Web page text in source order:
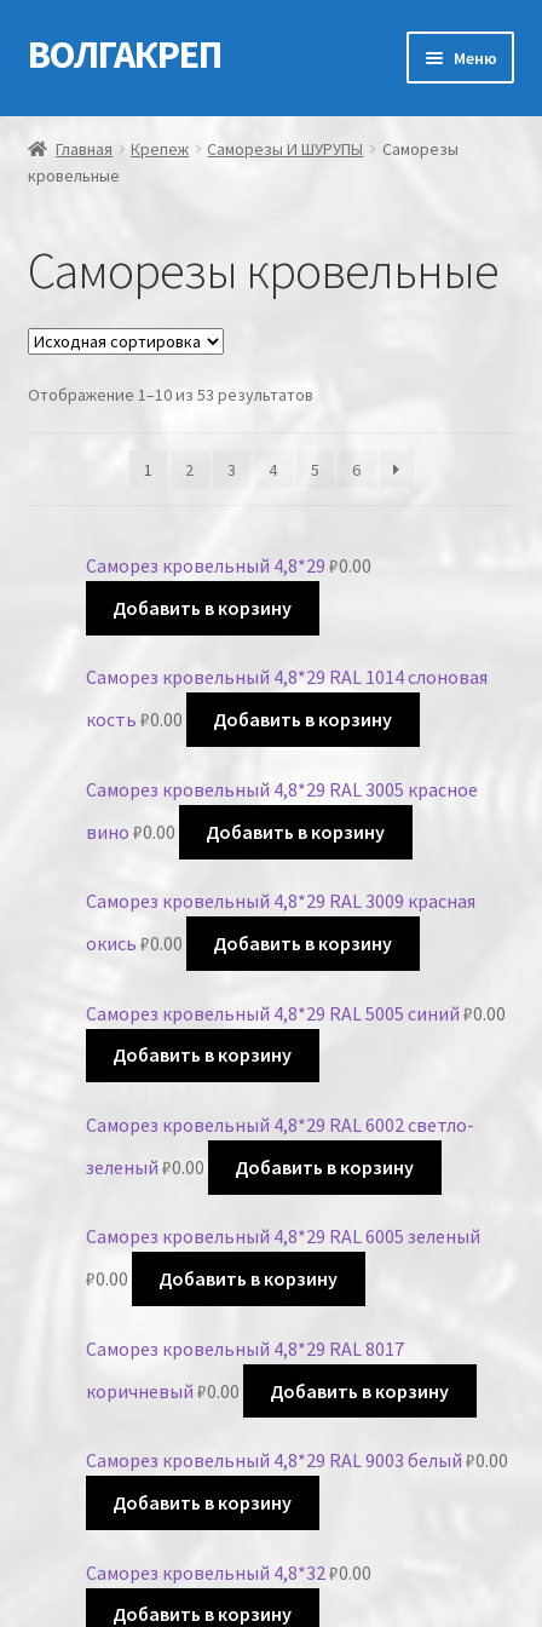
Перейти
к
Перейти
к
ВОЛГАКРЕП Меню
Главная
Контакты
Главная Крепеж Саморезы И ШУРУПЫ
Саморезы
кровельные
Саморезы кровельные
Отображение 1–10 из 53 результатов
1 2 3 4 5 6
Саморез кровельный 4,8*29 ₽0.00
Добавить в корзину
Саморез кровельный 4,8*29 RAL 1014 слоновая
кость ₽0.00 Добавить в корзину
Саморез кровельный 4,8*29 RAL 3005 красное
вино ₽0.00 Добавить в корзину
Саморез кровельный 4,8*29 RAL 3009 красная
окись ₽0.00 Добавить в корзину
Саморез кровельный 4,8*29 RAL 5005 синий ₽0.00
Добавить в корзину
Саморез кровельный 4,8*29 RAL 6002 светло-
зеленый ₽0.00 Добавить в корзину
Саморез кровельный 4,8*29 RAL 6005 зеленый
₽0.00 Добавить в корзину
Саморез кровельный 4,8*29 RAL 8017
коричневый ₽0.00 Добавить в корзину
Саморез кровельный 4,8*29 RAL 9003 белый ₽0.00
Добавить в корзину
Саморез кровельный 4,8*32 ₽0.00
Добавить в корзину